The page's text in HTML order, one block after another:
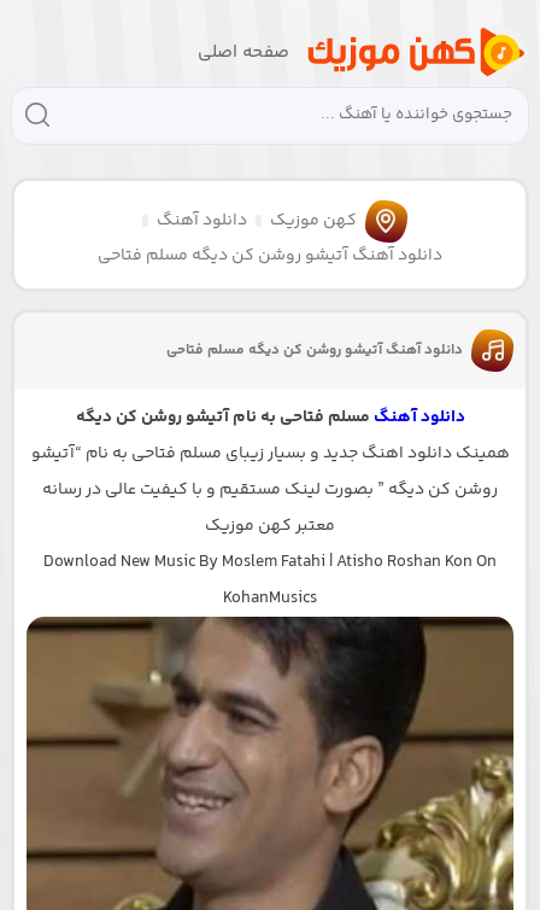
صفحه اصلی
کهن موزیک
دانلود آهنگ
دانلود آهنگ آتیشو روشن کن دیگه مسلم فتاحی
دانلود آهنگ آتیشو روشن کن دیگه مسلم فتاحی
دانلود آهنگ مسلم فتاحی به نام آتیشو روشن کن دیگه
همینک دانلود اهنگ جدید و بسیار زیبای مسلم فتاحی به نام “آتیشو
روشن کن دیگه ” بصورت لینک مستقیم و با کیفیت عالی در رسانه
معتبر کهن موزیک
Download New Music By Moslem Fatahi | Atisho Roshan Kon On
KohanMusics